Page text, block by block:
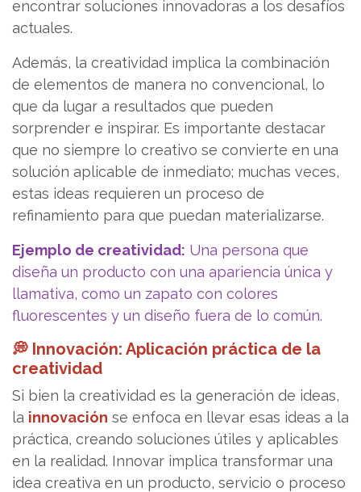
encontrar soluciones innovadoras a los desafíos
actuales.
Además, la creatividad implica la combinación
de elementos de manera no convencional, lo
que da lugar a resultados que pueden
sorprender e inspirar. Es importante destacar
que no siempre lo creativo se convierte en una
solución aplicable de inmediato; muchas veces,
estas ideas requieren un proceso de
refinamiento para que puedan materializarse.
Ejemplo de creatividad: Una persona que
diseña un producto con una apariencia única y
llamativa, como un zapato con colores
fluorescentes y un diseño fuera de lo común.
💭 Innovación: Aplicación práctica de la
creatividad
Si bien la creatividad es la generación de ideas,
la innovación se enfoca en llevar esas ideas a la
práctica, creando soluciones útiles y aplicables
en la realidad. Innovar implica transformar una
idea creativa en un producto, servicio o proceso